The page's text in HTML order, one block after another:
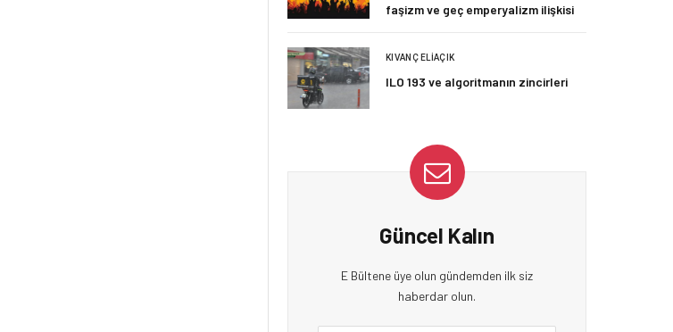
faşizm ve geç emperyalizm ilişkisi
KIVANÇ ELIAÇIK
ILO 193 ve algoritmanın zincirleri
Güncel Kalın
E Bültene üye olun gündemden ilk siz
haberdar olun.